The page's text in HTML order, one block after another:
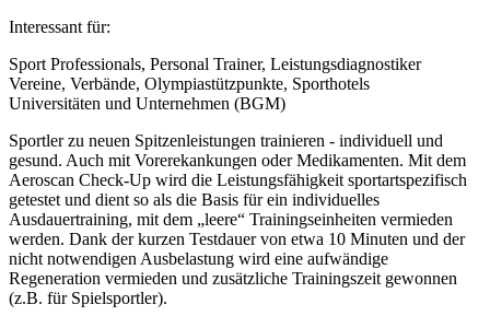
Interessant für:
Sport Professionals, Personal Trainer, Leistungsdiagnostiker
Vereine, Verbände, Olympiastützpunkte, Sporthotels
Universitäten und Unternehmen (BGM)
Sportler zu neuen Spitzenleistungen trainieren - individuell und
gesund. Auch mit Vorerekankungen oder Medikamenten. Mit dem
Aeroscan Check-Up wird die Leistungsfähigkeit sportartspezifisch
getestet und dient so als die Basis für ein individuelles
Ausdauertraining, mit dem „leere“ Trainingseinheiten vermieden
werden. Dank der kurzen Testdauer von etwa 10 Minuten und der
nicht notwendigen Ausbelastung wird eine aufwändige
Regeneration vermieden und zusätzliche Trainingszeit gewonnen
(z.B. für Spielsportler).